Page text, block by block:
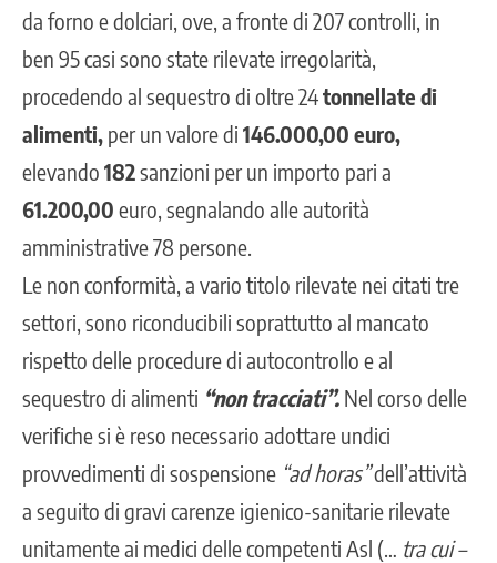
da forno e dolciari, ove, a fronte di 207 controlli, in
ben 95 casi sono state rilevate irregolarità,
procedendo al sequestro di oltre 24tonnellate di
alimenti, per un valore di 146.000,00 euro,
elevando 182sanzioni per un importo pari a
61.200,00 euro, segnalando alle autorità
amministrative 78 persone.
Le non conformità, a vario titolo rilevate nei citati tre
settori, sono riconducibili soprattutto al mancato
rispetto delle procedure di autocontrollo e al
sequestro di alimenti “non tracciati”. Nel corso delle
verifiche si è reso necessario adottare undici
provvedimenti di sospensione “ad horas”dell’attività
a seguito di gravi carenze igienico-sanitarie rilevate
unitamente ai medici delle competenti Asl (… tra cui –